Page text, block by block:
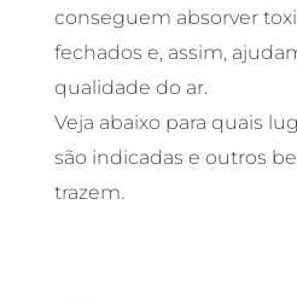
conseguem absorver
fechados e, assim,
qualidade do ar.
Veja abaixo para quais
são indicadas e outros
trazem.